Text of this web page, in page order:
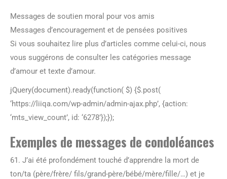
Messages de soutien moral pour vos amis
Messages d’encouragement et de pensées positives
Si vous souhaitez lire plus d’articles comme celui-ci, nous
vous suggérons de consulter les catégories message
d’amour et texte d’amour.
jQuery(document).ready(function( $) {$.post(
‘https://liiqa.com/wp-admin/admin-ajax.php’, {action:
‘mts_view_count’, id: ‘6278’});});
Exemples de messages de condoléances
61. J’ai été profondément touché d’apprendre la mort de
ton/ta (père/frère/ fils/grand-père/bébé/mère/fille/…) et je